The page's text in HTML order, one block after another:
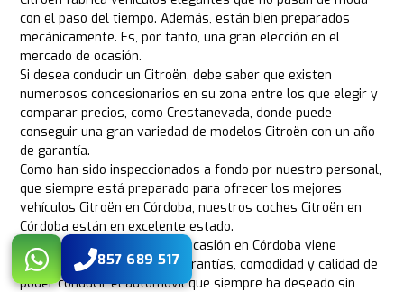
con el paso del tiempo. Además, están bien preparados
mecánicamente. Es, por tanto, una gran elección en el
mercado de ocasión.
Si desea conducir un Citroën, debe saber que existen
numerosos concesionarios en su zona entre los que elegir y
comparar precios, como Crestanevada, donde puede
conseguir una gran variedad de modelos Citroën con un año
de garantía.
Como han sido inspeccionados a fondo por nuestro personal,
que siempre está preparado para ofrecer los mejores
vehículos Citroën en Córdoba, nuestros coches Citroën en
Córdoba están en excelente estado.
La compra de un Citroën de ocasión en Córdoba viene
acompañada de todas las garantías, comodidad y calidad de
poder conducir el automóvil que siempre ha deseado sin
857 689 517